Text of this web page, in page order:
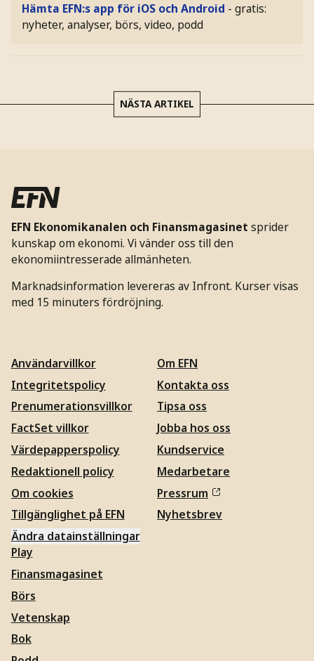
Hämta EFN:s app för iOS och Android - gratis:
nyheter, analyser, börs, video, podd
NÄSTA ARTIKEL
EFN Ekonomikanalen och Finansmagasinet sprider
kunskap om ekonomi. Vi vänder oss till den
ekonomiintresserade allmänheten.
Marknadsinformation levereras av Infront. Kurser visas
med 15 minuters fördröjning.
Användarvillkor
Integritetspolicy
Prenumerationsvillkor
FactSet villkor
Värdepapperspolicy
Redaktionell policy
Om cookies
Tillgänglighet på EFN
Ändra datainställningar
Om EFN
Kontakta oss
Tipsa oss
Jobba hos oss
Kundservice
Medarbetare
Pressrum
Nyhetsbrev
Play
Finansmagasinet
Börs
Vetenskap
Bok